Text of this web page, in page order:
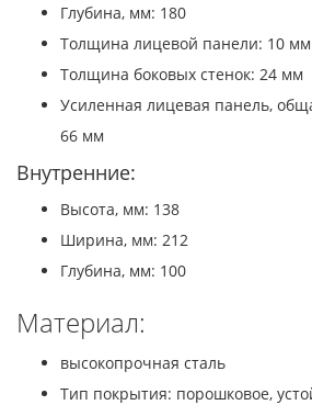
Глубина, мм: 180
Толщина лицевой панели: 10 мм
Толщина боковых стенок: 24 мм
Усиленная лицевая панель,
66 мм
Внутренние:
Высота, мм: 138
Ширина, мм: 212
Глубина, мм: 100
Материал:
высокопрочная сталь
Тип покрытия: порошковое,